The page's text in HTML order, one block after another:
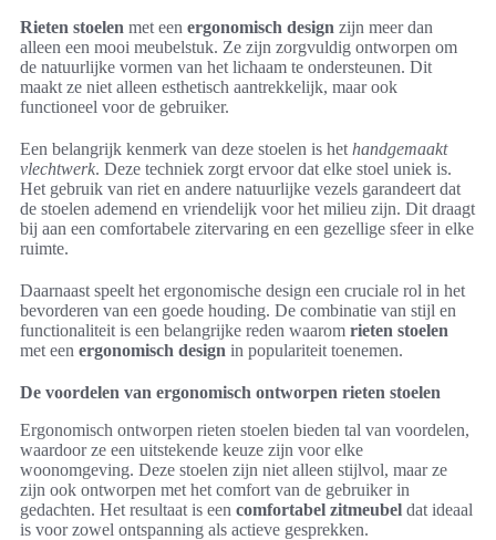
Rieten stoelen met een ergonomisch design zijn meer dan
alleen een mooi meubelstuk. Ze zijn zorgvuldig ontworpen om
de natuurlijke vormen van het lichaam te ondersteunen. Dit
maakt ze niet alleen esthetisch aantrekkelijk, maar ook
functioneel voor de gebruiker.
Een belangrijk kenmerk van deze stoelen is het handgemaakt
vlechtwerk. Deze techniek zorgt ervoor dat elke stoel uniek is.
Het gebruik van riet en andere natuurlijke vezels garandeert dat
de stoelen ademend en vriendelijk voor het milieu zijn. Dit draagt
bij aan een comfortabele zitervaring en een gezellige sfeer in elke
ruimte.
Daarnaast speelt het ergonomische design een cruciale rol in het
bevorderen van een goede houding. De combinatie van stijl en
functionaliteit is een belangrijke reden waarom rieten stoelen
met een ergonomisch design in populariteit toenemen.
De voordelen van ergonomisch ontworpen rieten stoelen
Ergonomisch ontworpen rieten stoelen bieden tal van voordelen,
waardoor ze een uitstekende keuze zijn voor elke
woonomgeving. Deze stoelen zijn niet alleen stijlvol, maar ze
zijn ook ontworpen met het comfort van de gebruiker in
gedachten. Het resultaat is een comfortabel zitmeubel dat ideaal
is voor zowel ontspanning als actieve gesprekken.